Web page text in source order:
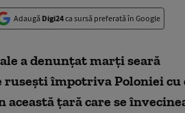
Adaugă Digi24ca sursă preferată în Google
a denunţat marţi seară
împotriva Poloniei cu
ţară care se